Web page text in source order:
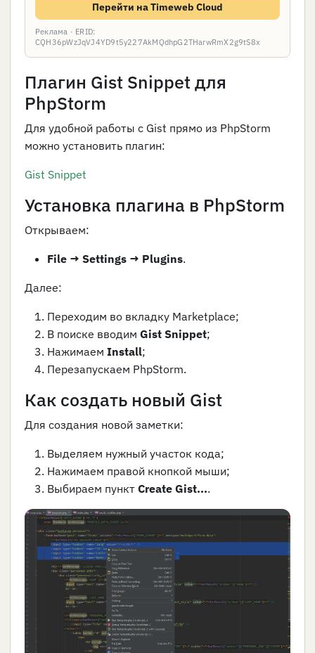
Перейти на Timeweb Cloud
Реклама · ERID:
CQH36pWzJqVJ4YD9t5y227AkMQdhpG2THarwRmX2g9tS8x
Плагин Gist Snippet для
PhpStorm
Для удобной работы с Gist прямо из PhpStorm
можно установить плагин:
Gist Snippet
Установка плагина в PhpStorm
Открываем:
File → Settings → Plugins.
Далее:
Переходим во вкладку Marketplace;
В поиске вводим Gist Snippet;
Нажимаем Install;
Перезапускаем PhpStorm.
Как создать новый Gist
Для создания новой заметки:
Выделяем нужный участок кода;
Нажимаем правой кнопкой мыши;
Выбираем пункт Create Gist....